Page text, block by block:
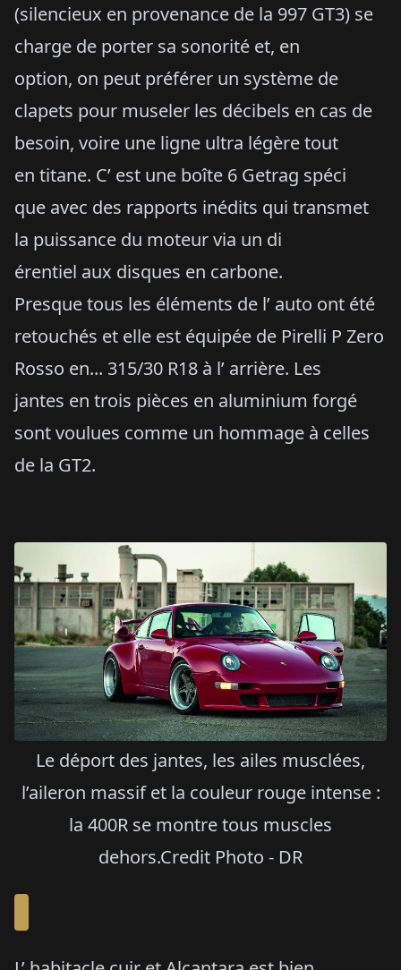
(silencieux en provenance de la 997 GT3) se
charge de porter sa sonorité et, en
option, on peut préférer un système de
clapets pour museler les décibels en cas de
besoin, voire une ligne ultra légère tout
en titane. C’ est une boîte 6 Getrag spéci
que avec des rapports inédits qui transmet
la puissance du moteur via un di
érentiel aux disques en carbone.
Presque tous les éléments de l’ auto ont été
retouchés et elle est équipée de Pirelli P Zero
Rosso en... 315/30 R18 à l’ arrière. Les
jantes en trois pièces en aluminium forgé
sont voulues comme un hommage à celles
de la GT2.
Le déport des jantes, les ailes musclées,
l’aileron massif et la couleur rouge intense :
la 400R se montre tous muscles
dehors.Credit Photo - DR